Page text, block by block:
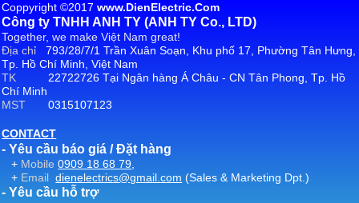
Coppyright ©2017www.DienElectric.Com
Công ty TNHH ANH TY (ANH TY Co., LTD)
Together, we make Việt Nam great!
Địa chỉ793/28/7/1 Trần Xuân Soạn, Khu phố 17, Phường Tân Hưng,
Tp. Hồ Chí Minh, Việt Nam
TK22722726 Tại Ngân hàng Á Châu - CN Tân Phong, Tp. Hồ
Chí Minh
MST0315107123
CONTACT
- Yêu cầu báo giá / Đặt hàng
+ Mobile 0909 18 68 79,
+ Email dienelectrics@gmail.com (Sales & Marketing Dpt.)
- Yêu cầu hỗ trợ